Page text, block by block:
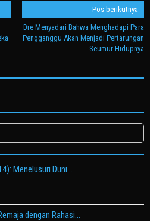
Pos berikutnya
Dre Menyadari Bahwa Menghadapi Para
Pengganggu Akan Menjadi Pertarungan
Seumur Hidupnya
Menelusuri Duni…
dengan Rahasi…